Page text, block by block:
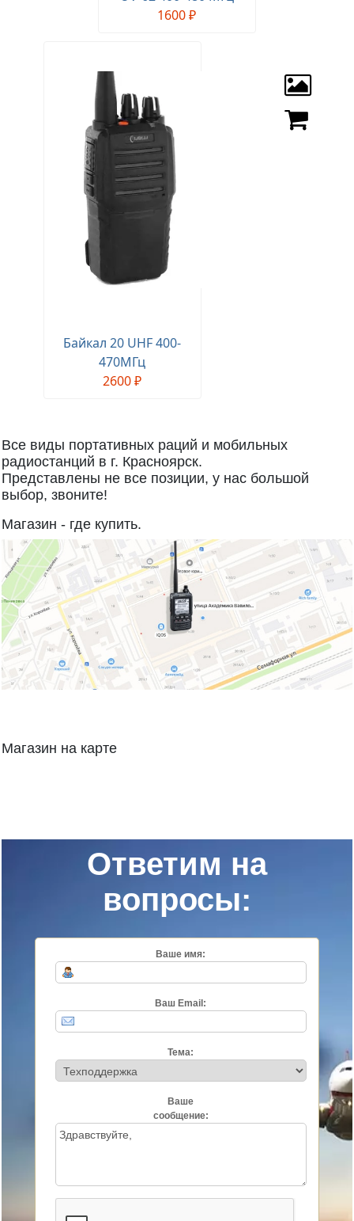
1600 ₽
Байкал 20 UHF 400-
470МГц
2600 ₽
Все виды портативных раций и мобильных
радиостанций в г. Красноярск.
Представлены не все позиции, у нас большой
выбор, звоните!
Магазин - где купить.
Магазин на карте
Ответим на
вопросы:
Ваше имя:
Ваш Email:
Тема:
Ваше
сообщение: